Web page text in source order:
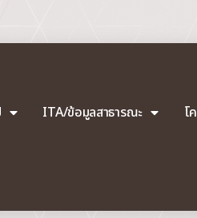
ITA/ข้อมูลสาธารณะ โ